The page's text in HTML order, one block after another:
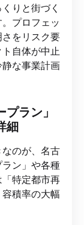
りと街づく
プロフェッ
をリスク要
自体が中止
な事業計画
ラン」
細
のが、名古
ン」や各種
特定都市再
積率の大幅